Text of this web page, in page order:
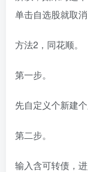
单击自选股就取消
方法2，同花顺。
第一步。
先自定义个新建
第二步。
输入含可转债，